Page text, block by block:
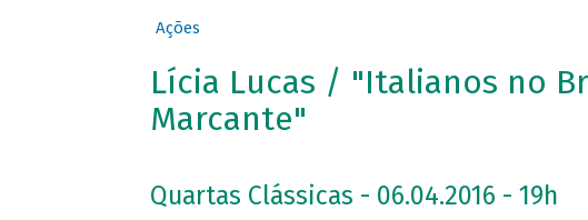
Ações
Lícia Lucas / "Italianos no
Marcante"
Quartas Clássicas - 06.04.2016 - 19h